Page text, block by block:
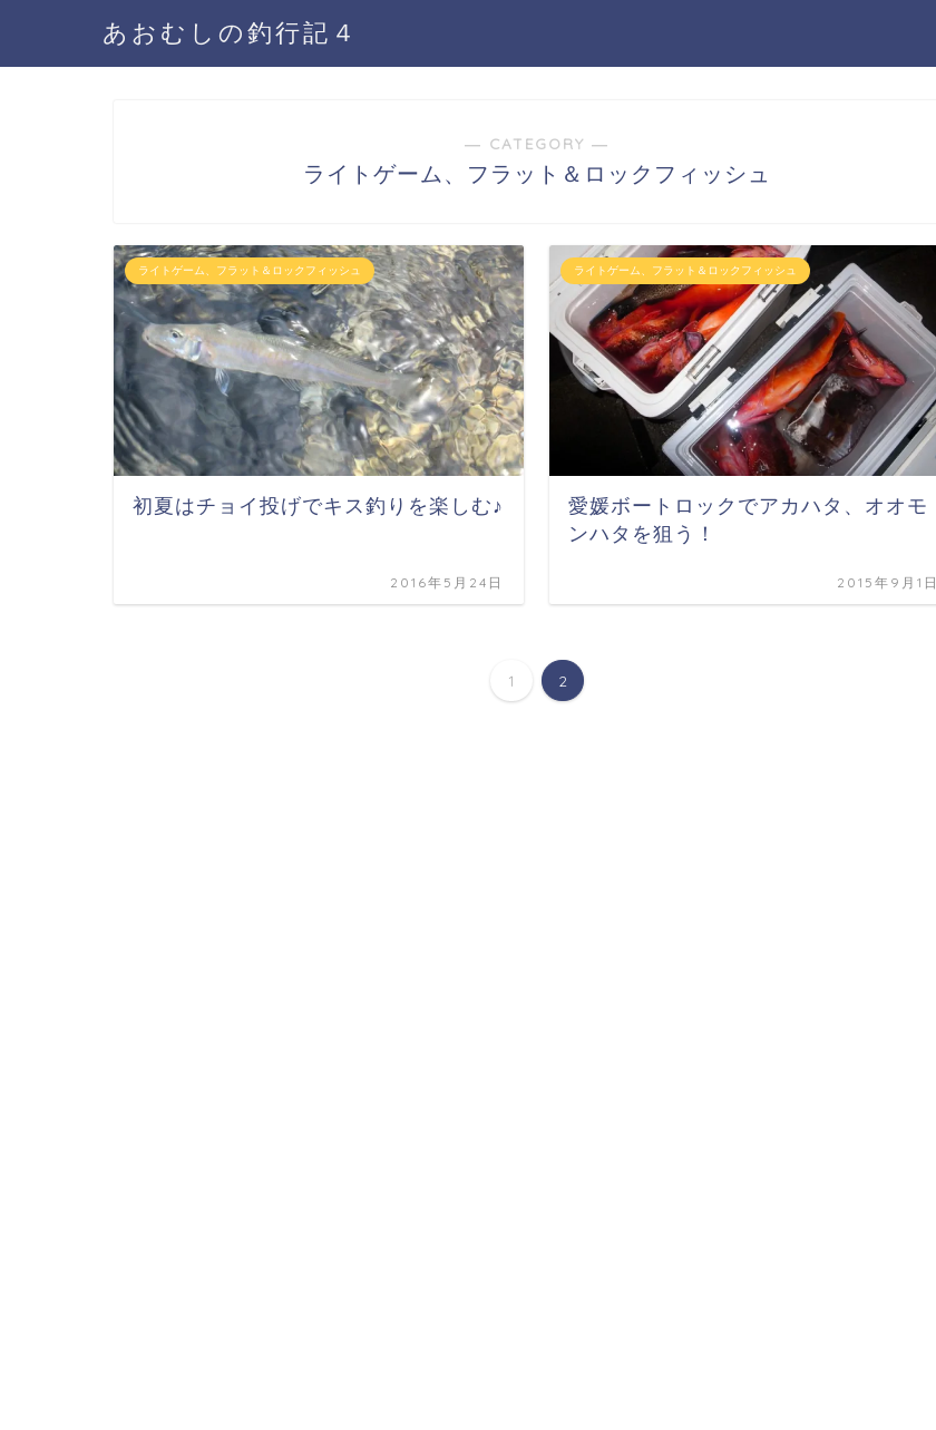
あおむしの釣行記４
― CATEGORY ―
ライトゲーム、フラット＆ロックフィッシュ
ライトゲーム、フラット＆ロックフィッシュ
初夏はチョイ投げでキス釣りを楽しむ♪
2016年5月24日
ライトゲーム、フラット＆ロックフィッシュ
愛媛ボートロックでアカハタ、オオモ
ンハタを狙う！
2015年9月1日
1 2